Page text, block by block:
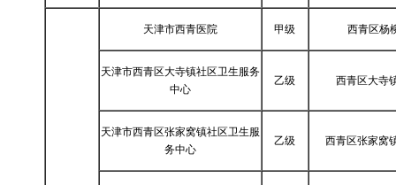
天津市西青医院 甲级 西青区杨
天津市西青区大寺镇社区卫生服务
中心
乙级 西青区大寺
天津市西青区张家窝镇社区卫生服
务中心
乙级 西青区张家窝